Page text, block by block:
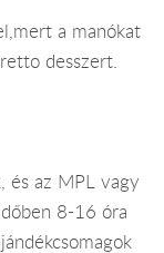
a manókat
desszert.
és az MPL vagy
8-16 óra